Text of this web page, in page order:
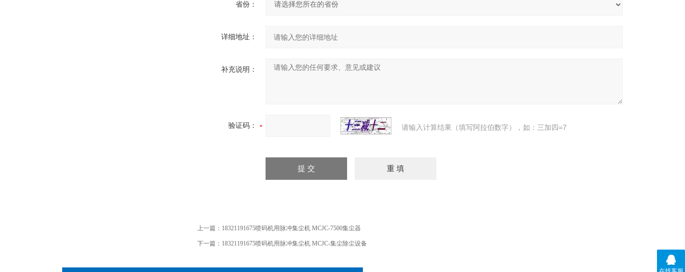
省份：
详细地址：
补充说明：
验证码： 请输入计算结果（填写阿拉伯数字），如：三加四=7
上一篇： 18321191675喷码机用脉冲集尘机 MCJC-7500集尘器
下一篇： 18321191675喷码机用脉冲集尘机 MCJC-集尘除尘设备